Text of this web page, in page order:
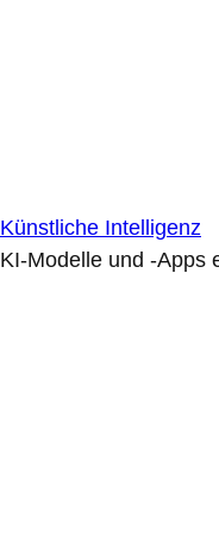
Künstliche Intelligenz
KI-Modelle und -Apps